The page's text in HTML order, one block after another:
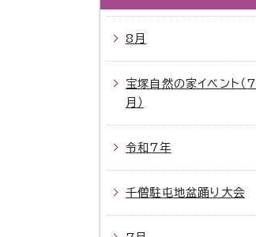
8月
宝塚自然の家イベント（7
月）
令和7年
千僧駐屯地盆踊り大会